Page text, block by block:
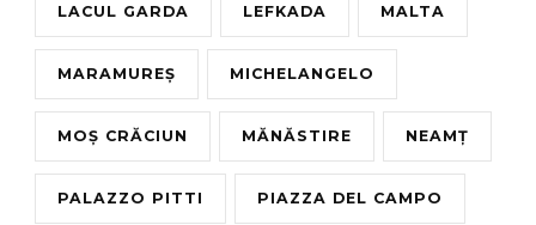
LACUL GARDA LEFKADA MALTA
MARAMUREȘ MICHELANGELO
MOȘ CRĂCIUN MĂNĂSTIRE NEAMȚ
PALAZZO PITTI PIAZZA DEL CAMPO